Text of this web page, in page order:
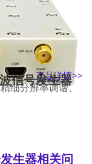
产品详情>>
信号发生器
细分辨率调谐、
生器相关问